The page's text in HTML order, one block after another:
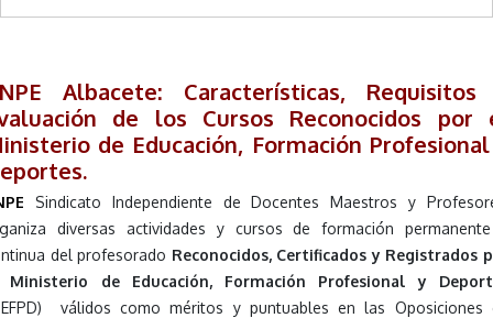
Albacete: Características,
de los Cursos Reconocidos por
de Educación, Formación
Sindicato Independiente de Docentes Maestros y
diversas actividades y cursos de formación
del profesorado Reconocidos, Certificados y Registrados
Ministerio de Educación, Formación Profesional y
válidos como méritos y puntuables en las Oposiciones